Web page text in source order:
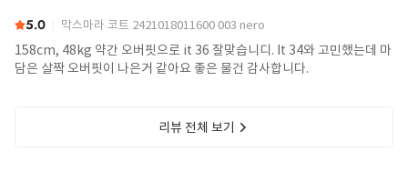
5.0 막스마라 코트 2421018011600 003 nero
158cm, 48kg 약간 오버핏으로 it 36 잘맞습니디. It 34와 고민했는데 마
담은 살짝 오버핏이 나은거 같아요 좋은 물건 감사합니다.
리뷰 전체 보기